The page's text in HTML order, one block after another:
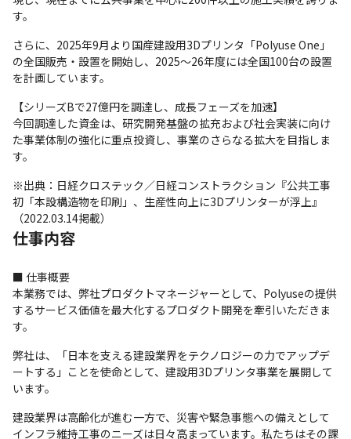
す。
さらに、2025年9月より国産建設用3Dプリンタ「Polyuse One」
の全国販売・設置を開始し、2025〜26年度には全国100台の設置
を計画しています。
【シリーズBで27億円を調達し、成長フェーズを加速】
今回調達した資金は、研究開発基盤の拡充および社会実装に向け
た事業体制の強化に重点投資し、事業のさらなる拡大を目指しま
す。
※出典：日経クロステック／日経コンストラクション『公共工事
初「本設構造物を印刷」、生産性向上に3Dプリンターが浮上』
（2022.03.14掲載）
仕事内容
■ 仕事概要
本業務では、弊社プロダクトマネージャーとして、Polyuseの提供
するサービス価値を最大化するプロダクト開発を牽引いただきま
す。
弊社は、「日本を支える建設業界をテクノロジーの力でアップデ
ートする」ことを使命として、建設用3Dプリンタ事業を展開して
います。
建設業界は高齢化が進む一方で、災害や緊急事態への備えとして
インフラ維持工事のニーズは日々高まっています。私たちはその課